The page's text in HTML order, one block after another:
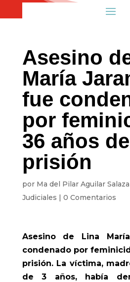
Asesino
María
fue
por
36 años de
prisión
por Ma del Pilar Aguilar
Judiciales | 0 Comentarios
Asesino de Lina
condenado por
prisión. La víctima,
de 3 años, había